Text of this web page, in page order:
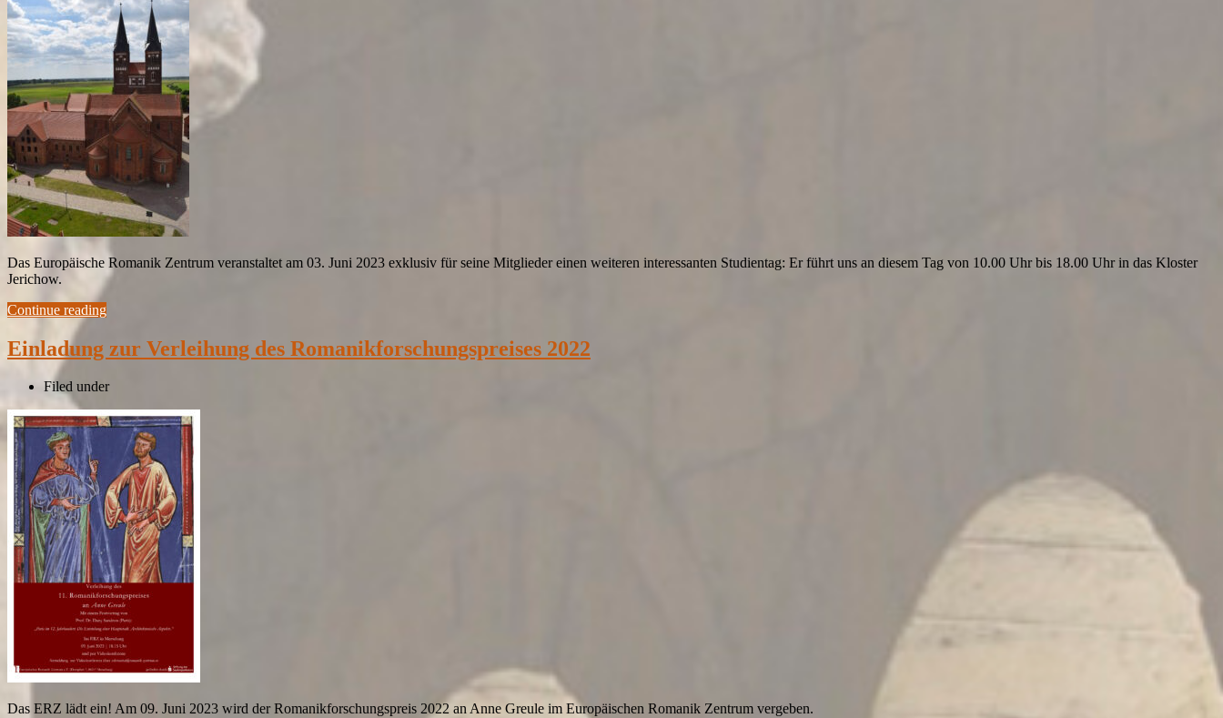
Das Europäische Romanik Zentrum veranstaltet am 03. Juni 2023 exklusiv für seine Mitglieder einen weiteren interessanten Studientag: Er führt uns an diesem Tag von 10.00 Uhr bis 18.00 Uhr in das Kloster
Jerichow.
Continue reading
Einladung zur Verleihung des Romanikforschungspreises 2022
Filed under
Das ERZ lädt ein! Am 09. Juni 2023 wird der Romanikforschungspreis 2022 an Anne Greule im Europäischen Romanik Zentrum vergeben.